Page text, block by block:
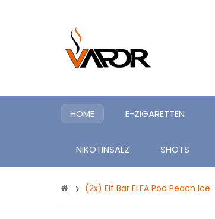
HOME E-ZIGARETTEN
NIKOTINSALZ SHOTS
(2x) Elf Bar ELFA Pod Peach Ice